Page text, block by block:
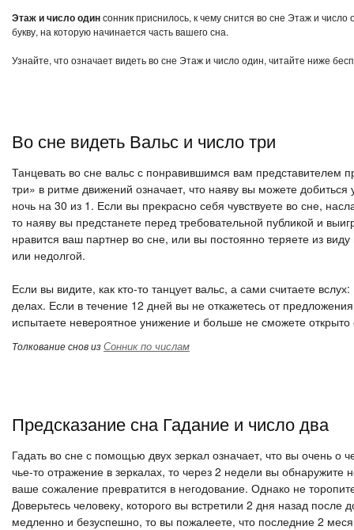
Этаж и число одинсонник приснилось, к чему снится во сне Этаж и
букву, на которую начинается часть вашего сна.
Узнайте, что означает видеть во сне Этаж и число один, читайте ниже
Во сне видеть Вальс и число три
Танцевать во сне вальс с понравившимся вам представителем
три» в ритме движений означает, что наяву вы можете
ночь на 30 из 1. Если вы прекрасно себя чувствуете во сне,
то наяву вы предстанете перед требовательной публикой и
нравится ваш партнер во сне, или вы постоянно теряете из
или недолгой.
Если вы видите, как кто-то танцует вальс, а сами считаете
делах. Если в течение 12 дней вы не откажетесь от
испытаете невероятное унижение и больше не сможете
Толкование снов изСонник по числам
Предсказание сна Гадание и число два
Гадать во сне с помощью двух зеркал означает, что вы очень о
чье-то отражение в зеркалах, то через 2 недели вы
ваше сожаление превратится в негодование. Однако не
Доверьтесь человеку, которого вы встретили 2 дня назад
медленно и безуспешно, то вы пожалеете, что последние 2